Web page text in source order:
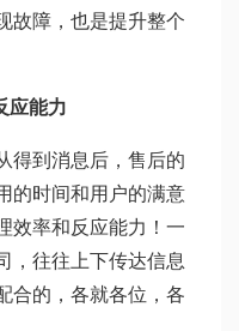
故障，也是提升整个
应能力
得到消息后，售后的
的时间和用户的满意
效率和反应能力！一
，往往上下传达信息
合的，各就各位，各